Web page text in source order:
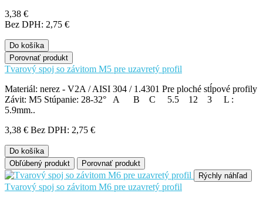
3,38 €
Bez DPH: 2,75 €
Do košíka
Porovnať produkt
Tvarový spoj so závitom M5 pre uzavretý profil
Materiál: nerez - V2A / AISI 304 / 1.4301 Pre ploché stĺpové profily
Závit: M5 Stúpanie: 28-32° A B C 5.5 12 3 L :
5.9mm..
3,38 € Bez DPH: 2,75 €
Do košíka
Obľúbený produkt
Porovnať produkt
Rýchly náhľad
Tvarový spoj so závitom M6 pre uzavretý profil